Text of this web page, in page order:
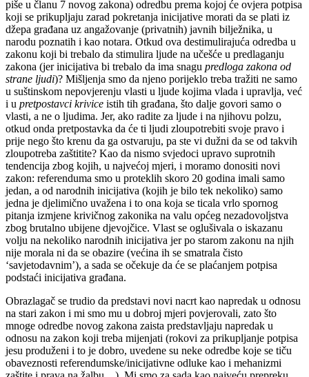
piše u članu 7 novog zakona) odredbu prema kojoj će ovjera potpisa
koji se prikupljaju zarad pokretanja inicijative morati da se plati iz
džepa građana uz angažovanje (privatnih) javnih bilježnika, u
narodu poznatih i kao notara. Otkud ova destimulirajuća odredba u
zakonu koji bi trebalo da stimulira ljude na učešće u predlaganju
zakona (jer inicijativa bi trebalo da ima snagu predloga zakona od
strane ljudi)? Mišljenja smo da njeno porijeklo treba tražiti ne samo
u suštinskom nepovjerenju vlasti u ljude kojima vlada i upravlja, već
i u pretpostavci krivice istih tih građana, što dalje govori samo o
vlasti, a ne o ljudima. Jer, ako radite za ljude i na njihovu polzu,
otkud onda pretpostavka da će ti ljudi zloupotrebiti svoje pravo i
prije nego što krenu da ga ostvaruju, pa ste vi dužni da se od takvih
zloupotreba zaštitite? Kao da nismo svjedoci upravo suprotnih
tendencija zbog kojih, u najvećoj mjeri, i moramo donositi novi
zakon: referenduma smo u proteklih skoro 20 godina imali samo
jedan, a od narodnih inicijativa (kojih je bilo tek nekoliko) samo
jedna je djelimično uvažena i to ona koja se ticala vrlo spornog
pitanja izmjene krivičnog zakonika na valu općeg nezadovoljstva
zbog brutalno ubijene djevojčice. Vlast se oglušivala o iskazanu
volju na nekoliko narodnih inicijativa jer po starom zakonu na njih
nije morala ni da se obazire (većina ih se smatrala čisto
‘savjetodavnim’), a sada se očekuje da će se plaćanjem potpisa
podstaći inicijativa građana.
Obrazlagač se trudio da predstavi novi nacrt kao napredak u odnosu
na stari zakon i mi smo mu u dobroj mjeri povjerovali, zato što
mnoge odredbe novog zakona zaista predstavljaju napredak u
odnosu na zakon koji treba mijenjati (rokovi za prikupljanje potpisa
jesu produženi i to je dobro, uvedene su neke odredbe koje se tiču
obaveznosti referendumske/inicijativne odluke kao i mehanizmi